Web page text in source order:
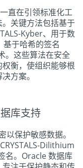
直在引领标准化工
关键方法包括基于
Kyber、用于数
基于哈希的签名
。这些算法在安全
衡，使组织能够根
方案。
库支持
保护敏感数据。
Dilithium
名。Oracle 数据库